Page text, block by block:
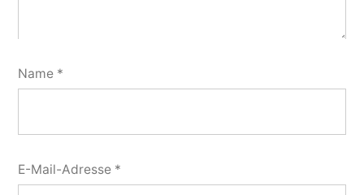
Name *
E-Mail-Adresse *